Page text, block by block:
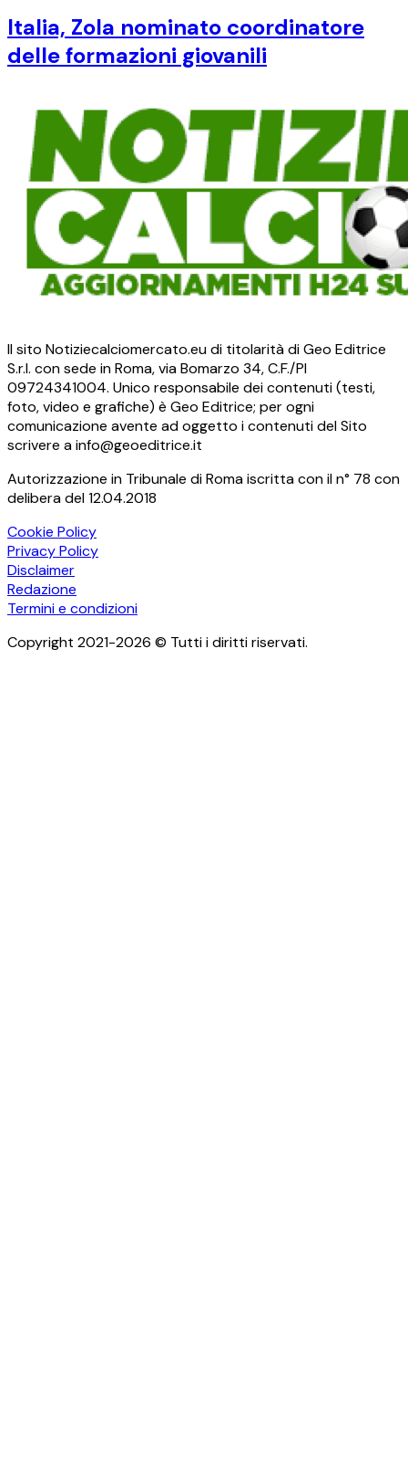
Italia, Zola nominato coordinatore
delle formazioni giovanili
Il sito Notiziecalciomercato.eu di titolarità di Geo Editrice
S.r.l. con sede in Roma, via Bomarzo 34, C.F./PI
09724341004. Unico responsabile dei contenuti (testi,
foto, video e grafiche) è Geo Editrice; per ogni
comunicazione avente ad oggetto i contenuti del Sito
scrivere a info@geoeditrice.it
Autorizzazione in Tribunale di Roma iscritta con il n° 78 con
delibera del 12.04.2018
Cookie Policy
Privacy Policy
Disclaimer
Redazione
Termini e condizioni
Copyright 2021-2026 © Tutti i diritti riservati.